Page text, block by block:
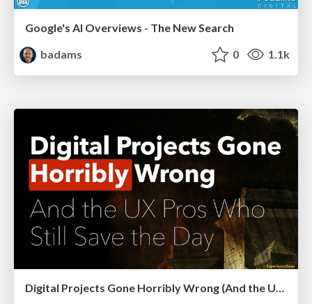
Google's AI Overviews - The New Search
badams
0 1.1k
Digital Projects Gone Horribly Wrong (And the UX Pros Who Still Save the Day) - Dean Schuster